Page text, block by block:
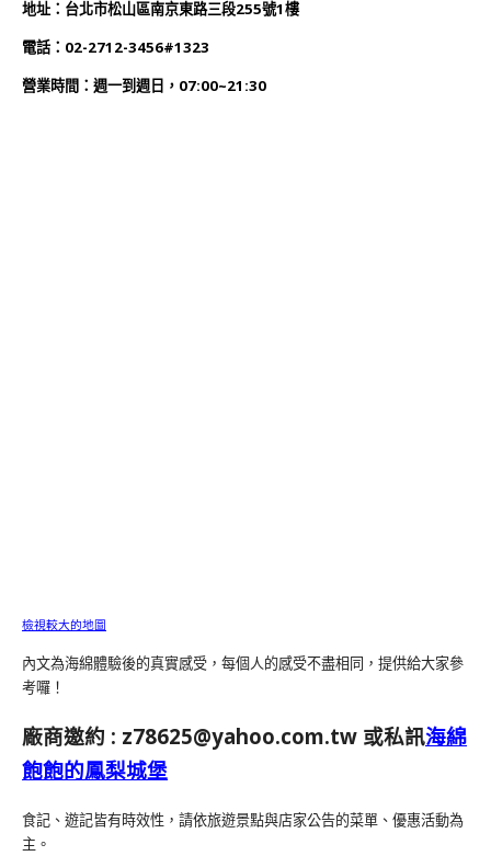
地址：台北市松山區南京東路三段255號1樓
電話：02-2712-3456#1323
營業時間：週一到週日，07:00~21:30
檢視較大的地圖
內文為海綿體驗後的真實感受，每個人的感受不盡相同，提供給大家參
考囉！
廠商邀約 : z78625@yahoo.com.tw 或私訊海綿
飽飽的鳳梨城堡
食記、遊記皆有時效性，請依旅遊景點與店家公告的菜單、優惠活動為
主。